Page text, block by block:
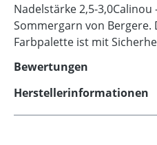
Nadelstärke 2,5-
Sommergarn von Bergere.
Farbpalette ist mit
Bewertungen
Herstellerinformationen